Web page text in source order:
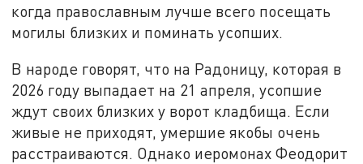
когда православным лучше всего посещать
могилы близких и поминать усопших.
В народе говорят, что на Радоницу, которая в
2026 году выпадает на 21 апреля, усопшие
ждут своих близких у ворот кладбища. Если
живые не приходят, умершие якобы очень
расстраиваются. Однако иеромонах Феодорит